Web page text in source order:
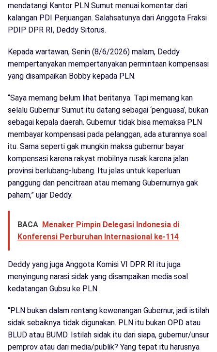
mendatangi Kantor PLN Sumut menuai komentar dari
kalangan PDI Perjuangan. Salahsatunya dari Anggota Fraksi
PDIP DPR RI, Deddy Sitorus.
Kepada wartawan, Senin (8/6/2026) malam, Deddy
mempertanyakan mempertanyakan permintaan kompensasi
yang disampaikan Bobby kepada PLN.
“Saya memang belum lihat beritanya. Tapi memang kan
selalu Gubernur Sumut itu datang sebagai ‘penguasa’, bukan
sebagai kepala daerah. Gubernur tidak bisa memaksa PLN
membayar kompensasi pada pelanggan, ada aturannya soal
itu. Sama seperti gak mungkin maksa gubernur bayar
kompensasi karena rakyat mobilnya rusak karena jalan
provinsi berlubang-lubang. Itu jelas untuk keperluan
panggung dan pencitraan atau memang Gubernurnya gak
paham,” ujar Deddy.
BACA Menaker Pimpin Delegasi Indonesia di
Konferensi Perburuhan Internasional ke-114
Deddy yang juga Anggota Komisi VI DPR RI itu juga
menyingung narasi sidak yang disampaikan media soal
kedatangan Gubsu ke PLN.
“PLN bukan dalam rentang kewenangan Gubernur, jadi istilah
sidak sebaiknya tidak digunakan. PLN itu bukan OPD atau
BLUD atau BUMD. Istilah sidak itu dari siapa, gubernur/unsur
pemprov atau dari media/publik? Yang tepat itu harusnya